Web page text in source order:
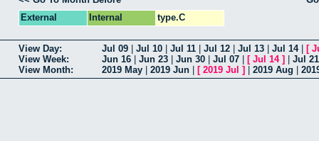
External
Internal type.C
View Day: Jul 09 Jul 10 Jul 11 Jul 12 Jul 13 Jul 14| [
View Week:
Jun 16 Jun 23 Jun 30 Jul 07 [ Jul 14]
Jul 21
View Month:
2019 May 2019 Jun [ 2019 Jul ] 2019 Aug